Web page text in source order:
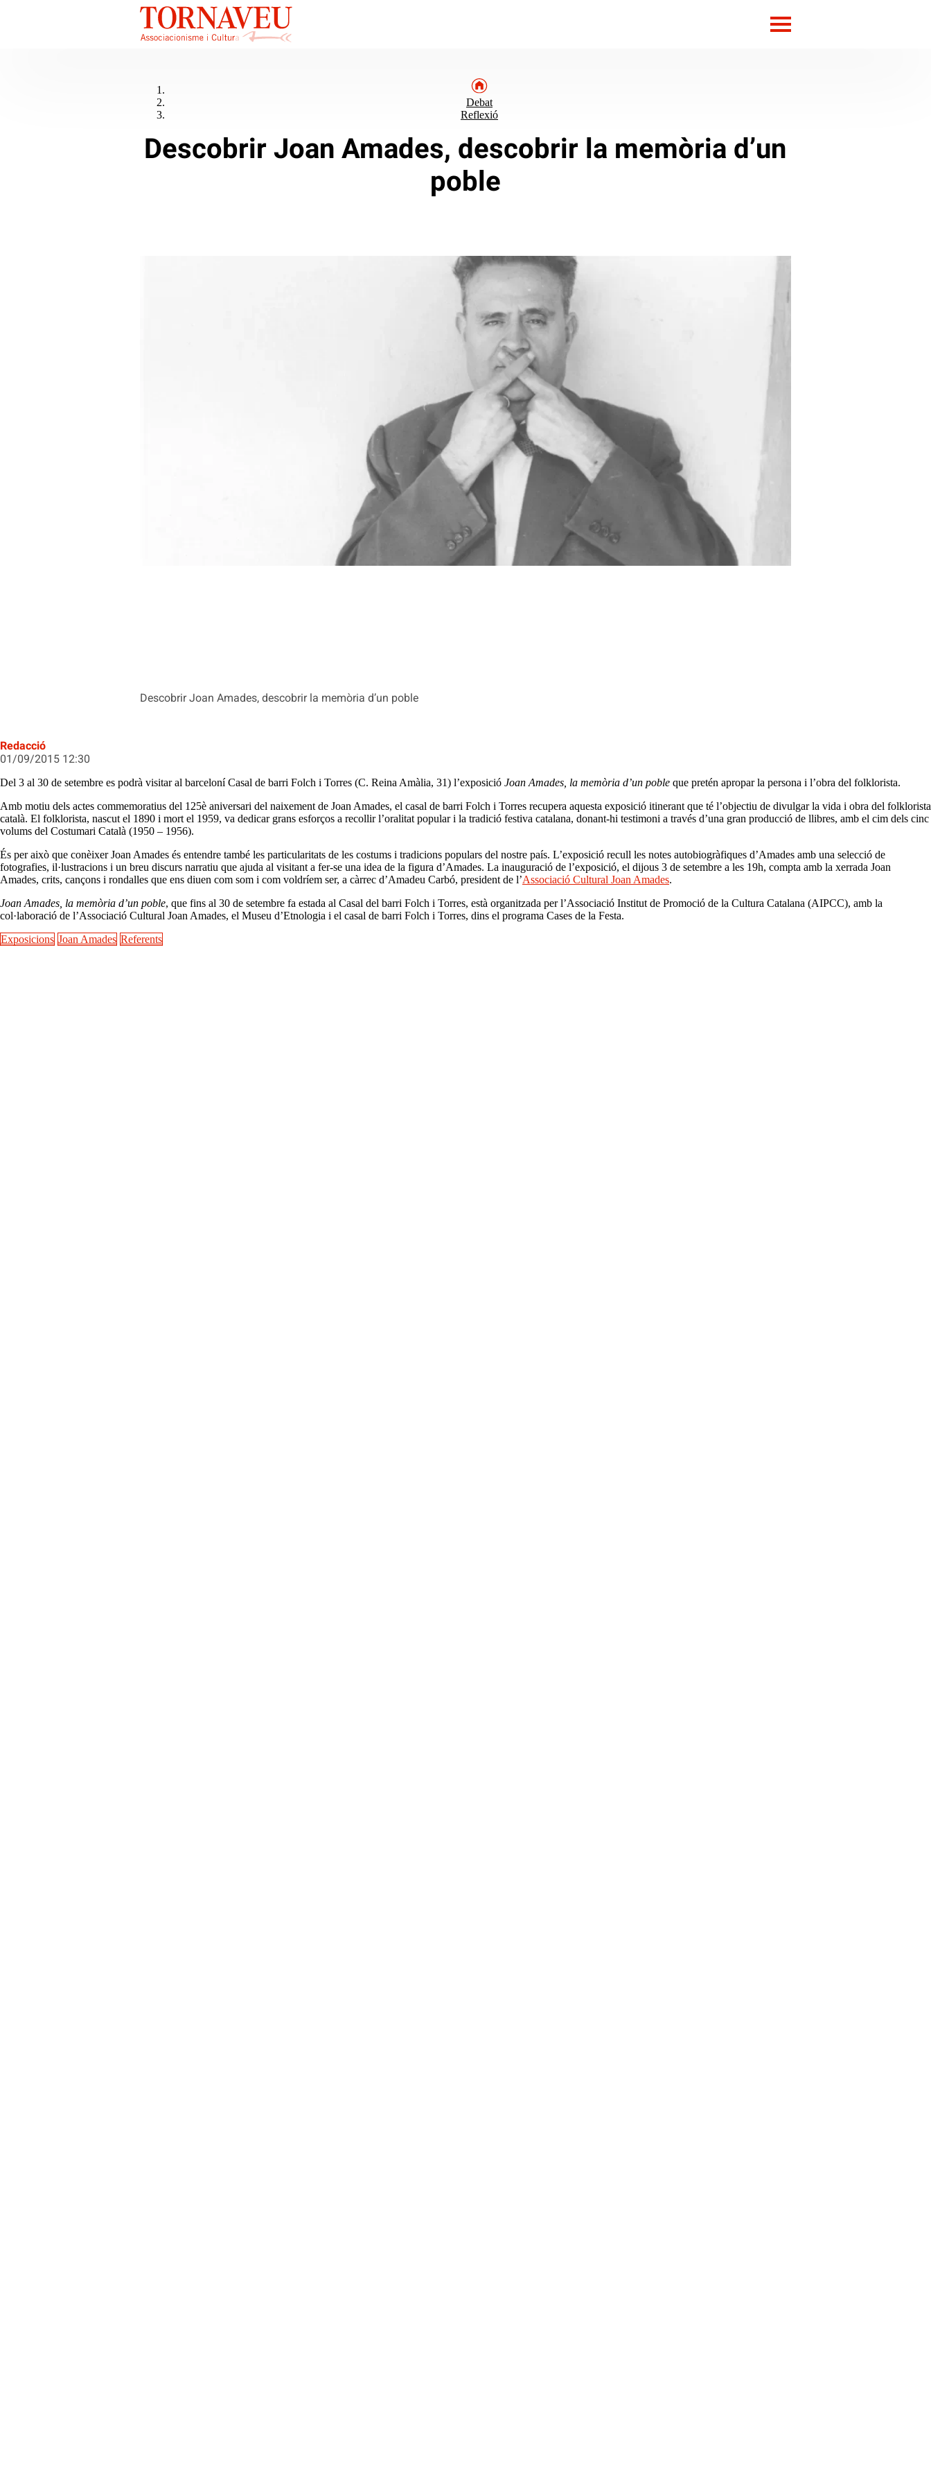
Descobrir Joan Amades, descobrir la memòria d’un poble
Debat
Reflexió
Descobrir Joan Amades, descobrir la memòria d’un
poble
Redacció
01/09/2015 12:30
Del 3 al 30 de setembre es podrà visitar al barceloní Casal de barri Folch i Torres (C. Reina Amàlia, 31) l’exposició Joan Amades, la memòria d’un poble que pretén apropar la persona i l’obra del folklorista.
Amb motiu dels actes commemoratius del 125è aniversari del naixement de Joan Amades, el casal de barri Folch i Torres recupera aquesta exposició itinerant que té l’objectiu de divulgar la vida i obra del folklorista
català. El folklorista, nascut el 1890 i mort el 1959, va dedicar grans esforços a recollir l’oralitat popular i la tradició festiva catalana, donant-hi testimoni a través d’una gran producció de llibres, amb el cim dels cinc
volums del Costumari Català (1950 – 1956).
És per això que conèixer Joan Amades és entendre també les particularitats de les costums i tradicions populars del nostre país. L’exposició recull les notes autobiogràfiques d’Amades amb una selecció de
fotografies, il·lustracions i un breu discurs narratiu que ajuda al visitant a fer-se una idea de la figura d’Amades. La inauguració de l’exposició, el dijous 3 de setembre a les 19h, compta amb la xerrada Joan
Amades, crits, cançons i rondalles que ens diuen com som i com voldríem ser, a càrrec d’Amadeu Carbó, president de l’Associació Cultural Joan Amades.
Joan Amades, la memòria d’un poble, que fins al 30 de setembre fa estada al Casal del barri Folch i Torres, està organitzada per l’Associació Institut de Promoció de la Cultura Catalana (AIPCC), amb la
col·laboració de l’Associació Cultural Joan Amades, el Museu d’Etnologia i el casal de barri Folch i Torres, dins el programa Cases de la Festa.
Exposicions Joan Amades Referents